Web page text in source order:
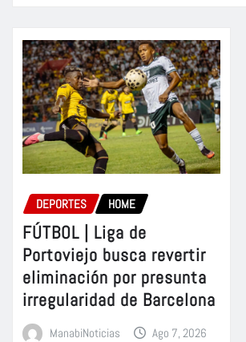
DEPORTES HOME
FÚTBOL | Liga de
Portoviejo busca revertir
eliminación por presunta
irregularidad de Barcelona
ManabiNoticias
Ago 7, 2026